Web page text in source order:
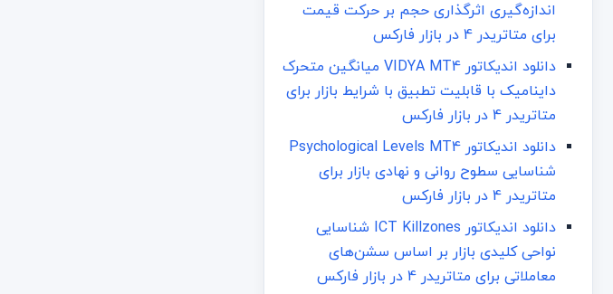
اندازه‌گیری اثرگذاری حجم بر حرکت قیمت
برای متاتریدر 4 در بازار فارکس
دانلود اندیکاتور VIDYA MT4 میانگین متحرک
داینامیک با قابلیت تطبیق با شرایط بازار برای
متاتریدر 4 در بازار فارکس
دانلود اندیکاتور Psychological Levels MT4
شناسایی سطوح روانی و نهادی بازار برای
متاتریدر 4 در بازار فارکس
دانلود اندیکاتور ICT Killzones شناسایی
نواحی کلیدی بازار بر اساس سشن‌های
معاملاتی برای متاتریدر 4 در بازار فارکس